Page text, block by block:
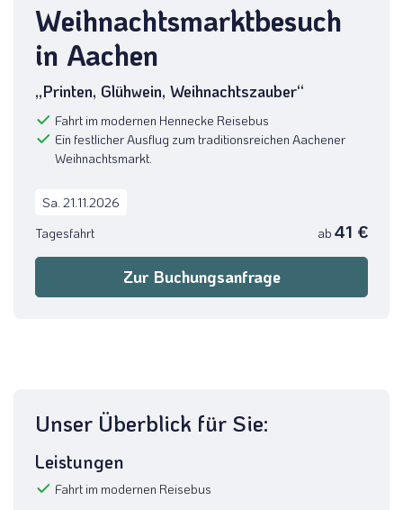
Weihnachtsmarktbesuch
in Aachen
„Printen, Glühwein, Weihnachtszauber“
Fahrt im modernen Hennecke Reisebus
Ein festlicher Ausflug zum traditionsreichen Aachener
Weihnachtsmarkt.
Sa. 21.11.2026
Tagesfahrt
ab 41 €
Zur Buchungsanfrage
Unser Überblick für Sie:
Leistungen
Fahrt im modernen Reisebus